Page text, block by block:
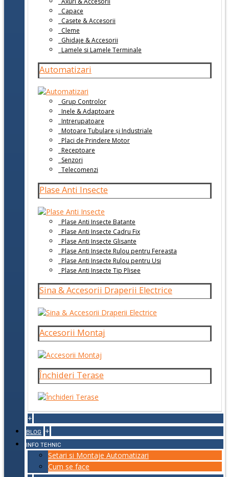
Capace
Casete & Accesorii
Cleme
Ghidaje & Accesorii
Lamele si Lamele Terminale
Automatizari
Grup Controlor
Inele & Adaptoare
Intrerupatoare
Motoare Tubulare și Industriale
Placi de Prindere Motor
Receptoare
Senzori
Telecomenzi
Plase Anti Insecte
Plase Anti Insecte Batante
Plase Anti Insecte Cadru Fix
Plase Anti Insecte Glisante
Plase Anti Insecte Rulou pentru Fereasta
Plase Anti Insecte Rulou pentru Usi
Plase Anti Insecte Tip Plisee
Sina & Accesorii Draperii Electrice
Accesorii Montaj
Închideri Terase
+
BLOG +
INFO TEHNIC
Setari si Montaje Automatizari
Cum se face